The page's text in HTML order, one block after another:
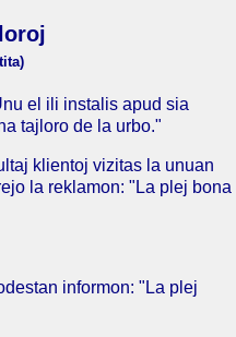
el ili instalis apud sia
tajloro de la urbo."
klientoj vizitas la unuan
la reklamon: "La plej bona
informon: "La plej